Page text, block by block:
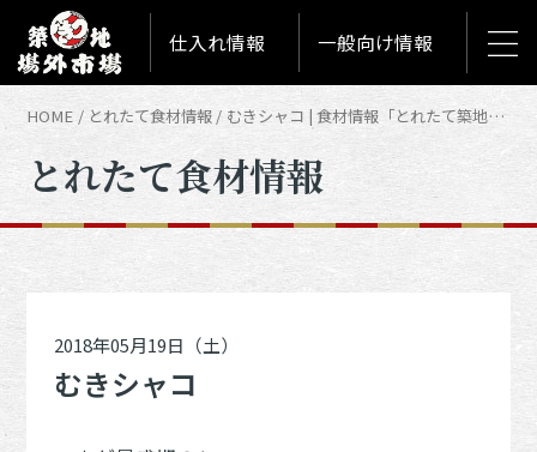
仕入れ情報 一般向け情報
HOME とれたて食材情報 むきシャコ | 食材情報「とれたて築地食材情報」
とれたて食材情報
2018年05月19日（土）
むきシャコ